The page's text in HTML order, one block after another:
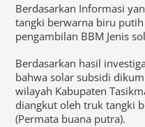
Berdasarkan Informasi
tangki berwarna biru
pengambilan BBM Jenis
Berdasarkan hasil
bahwa solar subsidi
wilayah Kabupaten
diangkut oleh truk tangki
(Permata buana putra).